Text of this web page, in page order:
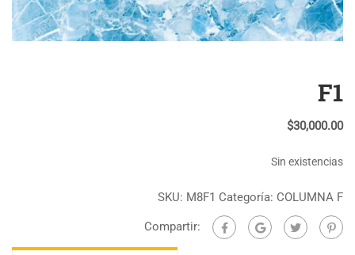
F1
$30,000.00
Sin existencias
SKU: M8F1 Categoría: COLUMNA F
Compartir: